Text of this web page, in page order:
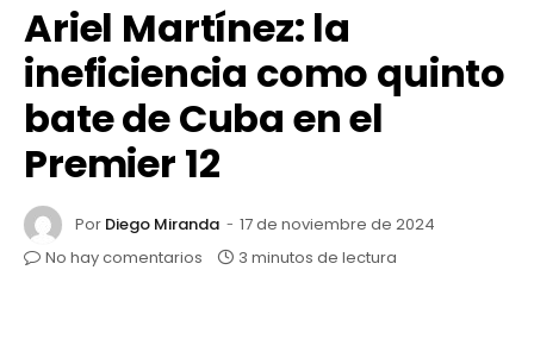
Ariel Martínez: la
ineficiencia como quinto
bate de Cuba en el
Premier 12
Por Diego Miranda
17 de noviembre de 2024
No hay comentarios
3 minutos de lectura